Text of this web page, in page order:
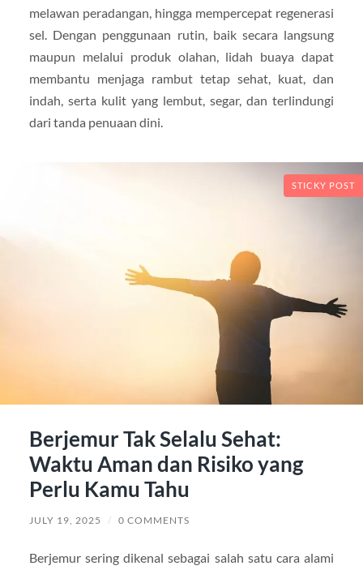
melawan peradangan, hingga mempercepat regenerasi
sel. Dengan penggunaan rutin, baik secara langsung
maupun melalui produk olahan, lidah buaya dapat
membantu menjaga rambut tetap sehat, kuat, dan
indah, serta kulit yang lembut, segar, dan terlindungi
dari tanda penuaan dini.
STICKY POST
Berjemur Tak Selalu Sehat:
Waktu Aman dan Risiko yang
Perlu Kamu Tahu
JULY 19, 2025 / 0 COMMENTS
Berjemur sering dikenal sebagai salah satu cara alami